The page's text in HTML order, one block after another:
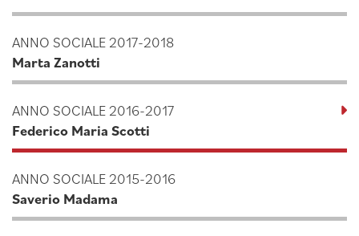
ANNO SOCIALE 2017-2018
Marta Zanotti
ANNO SOCIALE 2016-2017
Federico Maria Scotti
ANNO SOCIALE 2015-2016
Saverio Madama